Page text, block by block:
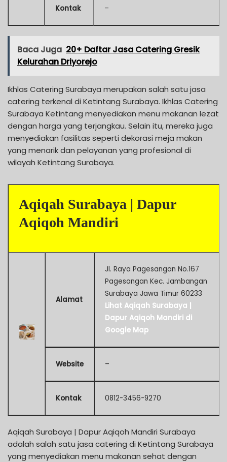
Kontak –
Baca Juga 20+ Daftar Jasa Catering Gresik
Kelurahan Driyorejo
Ikhlas Catering Surabaya merupakan salah satu jasa
catering terkenal di Ketintang Surabaya. Ikhlas Catering
Surabaya Ketintang menyediakan menu makanan lezat
dengan harga yang terjangkau. Selain itu, mereka juga
menyediakan fasilitas seperti dekorasi meja makan
yang menarik dan pelayanan yang profesional di
wilayah Ketintang Surabaya.
Aqiqah Surabaya | Dapur
Aqiqoh Mandiri
Alamat
Jl. Raya Pagesangan No.167
Pagesangan Kec. Jambangan
Surabaya Jawa Timur 60233
Lihat Aqiqah Surabaya |
Dapur Aqiqoh Mandiri di
Google Map
Website –
Kontak 0812-3456-9270
Aqiqah Surabaya | Dapur Aqiqoh Mandiri Surabaya
adalah salah satu jasa catering di Ketintang Surabaya
yang menyediakan menu makanan sehat dengan